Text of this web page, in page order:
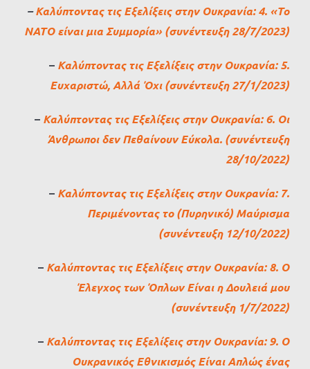
–Καλύπτοντας τις Εξελίξεις στην Ουκρανία: 4. «Το
ΝΑΤΟ είναι μια Συμμορία» (συνέντευξη 28/7/2023)
– Καλύπτοντας τις Εξελίξεις στην Ουκρανία: 5.
Ευχαριστώ, Αλλά Όχι (συνέντευξη 27/1/2023)
– Καλύπτοντας τις Εξελίξεις στην Ουκρανία: 6. Οι
Άνθρωποι δεν Πεθαίνουν Εύκολα. (συνέντευξη
28/10/2022)
– Καλύπτοντας τις Εξελίξεις στην Ουκρανία: 7.
Περιμένοντας το (Πυρηνικό) Μαύρισμα
(συνέντευξη 12/10/2022)
– Καλύπτοντας τις Εξελίξεις στην Ουκρανία: 8. Ο
Έλεγχος των Όπλων Είναι η Δουλειά μου
(συνέντευξη 1/7/2022)
– Καλύπτοντας τις Εξελίξεις στην Ουκρανία: 9. Ο
Ουκρανικός Εθνικισμός Είναι Απλώς ένας